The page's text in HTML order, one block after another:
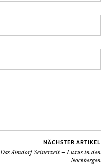
NÄCHSTER ARTIKEL
Das Almdorf Seinerzeit – Luxus in den
Nockbergen